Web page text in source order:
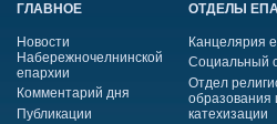
ГЛАВНОЕ
Новости
Набережночелнинской
епархии
Комментарий дня
Публикации
ОТДЕЛЫ
Канцелярия
Социальный
Отдел
образования
катехизации